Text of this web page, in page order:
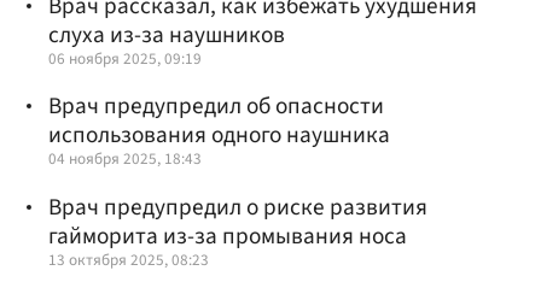
слуха из-за наушников
06 ноября 2025, 09:19
Врач предупредил об опасности
использования одного наушника
04 ноября 2025, 18:43
Врач предупредил о риске развития
гайморита из-за промывания носа
13 октября 2025, 08:23